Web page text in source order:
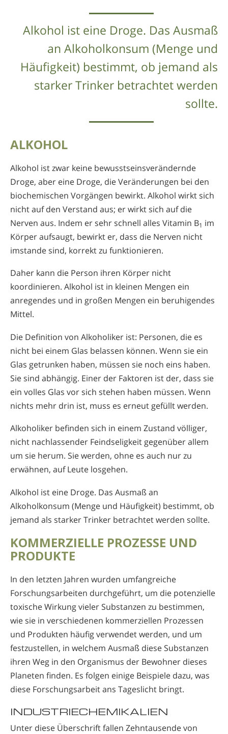
Alkohol ist eine Droge. Das Ausmaß
an Alkoholkonsum (Menge und
Häufigkeit) bestimmt, ob jemand als
starker Trinker betrachtet werden
sollte.
ALKOHOL
Alkohol ist zwar keine bewusstseinsverändernde
Droge, aber eine Droge, die Veränderungen bei den
biochemischen Vorgängen bewirkt. Alkohol wirkt sich
nicht auf den Verstand aus; er wirkt sich auf die
Nerven aus. Indem er sehr schnell alles Vitamin B1 im
Körper aufsaugt, bewirkt er, dass die Nerven nicht
imstande sind, korrekt zu funktionieren.
Daher kann die Person ihren Körper nicht
koordinieren. Alkohol ist in kleinen Mengen ein
anregendes und in großen Mengen ein beruhigendes
Mittel.
Die Definition von Alkoholiker ist: Personen, die es
nicht bei einem Glas belassen können. Wenn sie ein
Glas getrunken haben, müssen sie noch eins haben.
Sie sind abhängig. Einer der Faktoren ist der, dass sie
ein volles Glas vor sich stehen haben müssen. Wenn
nichts mehr drin ist, muss es erneut gefüllt werden.
Alkoholiker befinden sich in einem Zustand völliger,
nicht nachlassender Feindseligkeit gegenüber allem
um sie herum. Sie werden, ohne es auch nur zu
erwähnen, auf Leute losgehen.
Alkohol ist eine Droge. Das Ausmaß an
Alkoholkonsum (Menge und Häufigkeit) bestimmt, ob
jemand als starker Trinker betrachtet werden sollte.
KOMMERZIELLE PROZESSE UND
PRODUKTE
In den letzten Jahren wurden umfangreiche
Forschungsarbeiten durchgeführt, um die potenzielle
toxische Wirkung vieler Substanzen zu bestimmen,
wie sie in verschiedenen kommerziellen Prozessen
und Produkten häufig verwendet werden, und um
festzustellen, in welchem Ausmaß diese Substanzen
ihren Weg in den Organismus der Bewohner dieses
Planeten finden. Es folgen einige Beispiele dazu, was
diese Forschungsarbeit ans Tageslicht bringt.
INDUSTRIECHEMIKALIEN
Unter diese Überschrift fallen Zehntausende von